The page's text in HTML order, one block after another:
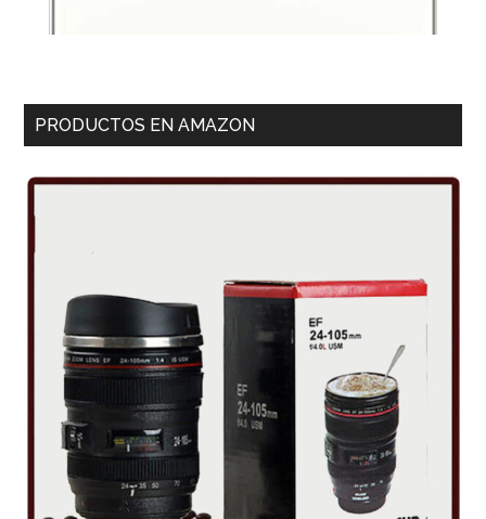
PRODUCTOS EN AMAZON